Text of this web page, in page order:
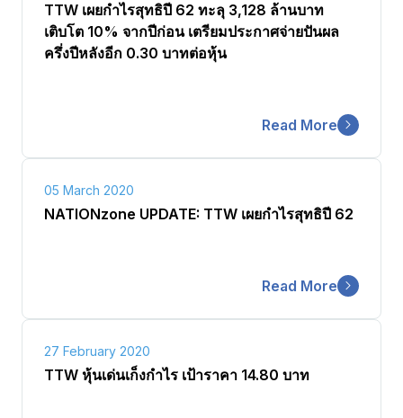
TTW เผยกำไรสุทธิปี 62 ทะลุ 3,128 ล้านบาท
เติบโต 10% จากปีก่อน เตรียมประกาศจ่ายปันผล
ครึ่งปีหลังอีก 0.30 บาทต่อหุ้น
Read More
05 March 2020
NATIONzone UPDATE: TTW เผยกำไรสุทธิปี 62
Read More
27 February 2020
TTW หุ้นเด่นเก็งกำไร เป้าราคา 14.80 บาท